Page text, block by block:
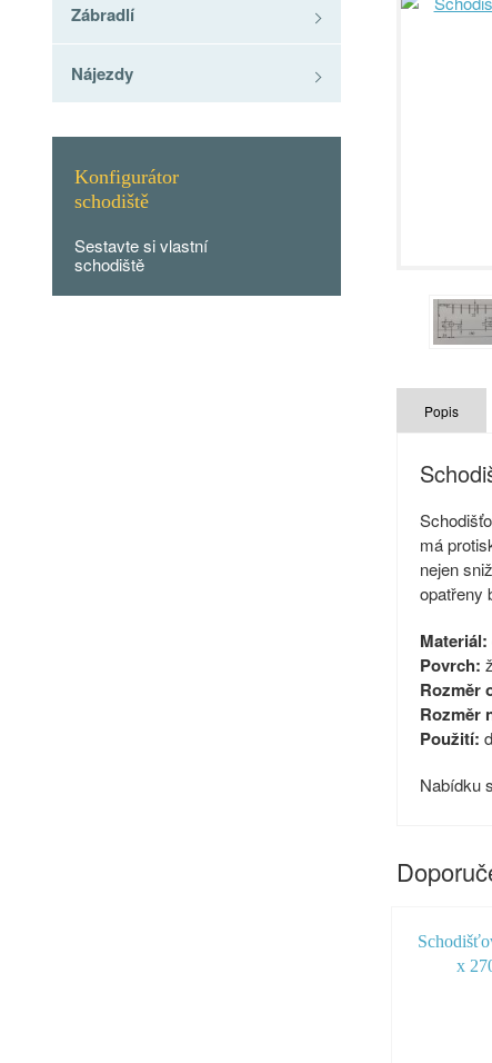
Popis
má
nejen
opatřeny
Materiál:
Povrch:
Rozměr
Rozměr
Použití:
Nabídku
x
Zábradlí
Nájezdy
Konfigurátor
schodiště
Sestavte si vlastní
schodiště